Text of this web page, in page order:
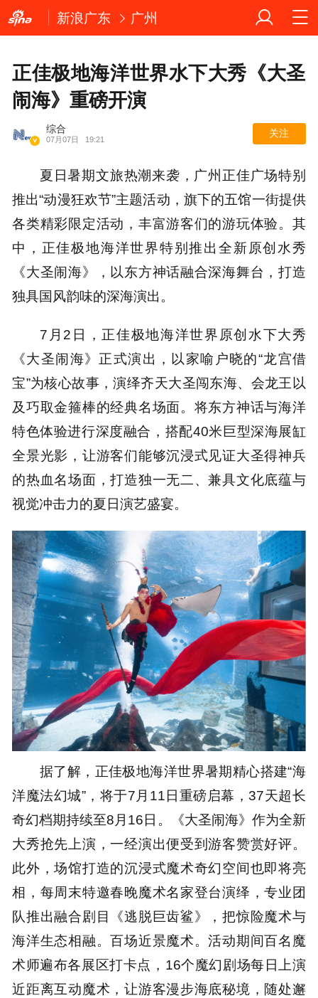
新浪广东 广州
正佳极地海洋世界水下大秀《大圣
闹海》重磅开演
综合
07月07日 19:21
关注
夏日暑期文旅热潮来袭，广州正佳广场特别
推出“动漫狂欢节”主题活动，旗下的五馆一街提供
各类精彩限定活动，丰富游客们的游玩体验。其
中，正佳极地海洋世界特别推出全新原创水秀
《大圣闹海》，以东方神话融合深海舞台，打造
独具国风韵味的深海演出。
7月2日，正佳极地海洋世界原创水下大秀
《大圣闹海》正式演出，以家喻户晓的“龙宫借
宝”为核心故事，演绎齐天大圣闯东海、会龙王以
及巧取金箍棒的经典名场面。将东方神话与海洋
特色体验进行深度融合，搭配40米巨型深海展缸
全景光影，让游客们能够沉浸式见证大圣得神兵
的热血名场面，打造独一无二、兼具文化底蕴与
视觉冲击力的夏日演艺盛宴。
据了解，正佳极地海洋世界暑期精心搭建“海
洋魔法幻城”，将于7月11日重磅启幕，37天超长
奇幻档期持续至8月16日。《大圣闹海》作为全新
大秀抢先上演，一经演出便受到游客赞赏好评。
此外，场馆打造的沉浸式魔术奇幻空间也即将亮
相，每周末特邀春晚魔术名家登台演绎，专业团
队推出融合剧目《逃脱巨齿鲨》，把惊险魔术与
海洋生态相融。百场近景魔术。活动期间百名魔
术师遍布各展区打卡点，16个魔幻剧场每日上演
近距离互动魔术，让游客漫步海底秘境，随处邂